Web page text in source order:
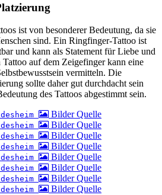
ist von besonderer Bedeutung, da sie
sind. Ein Ringfinger-Tattoo ist
und kann als Statement für Liebe und
auf dem Zeigefinger kann eine
vermitteln. Die
sollte daher gut durchdacht sein
des Tattoos abgestimmt sein.
Bilder Quelle
Bilder Quelle
Bilder Quelle
Bilder Quelle
Bilder Quelle
Bilder Quelle
Bilder Quelle
Bilder Quelle